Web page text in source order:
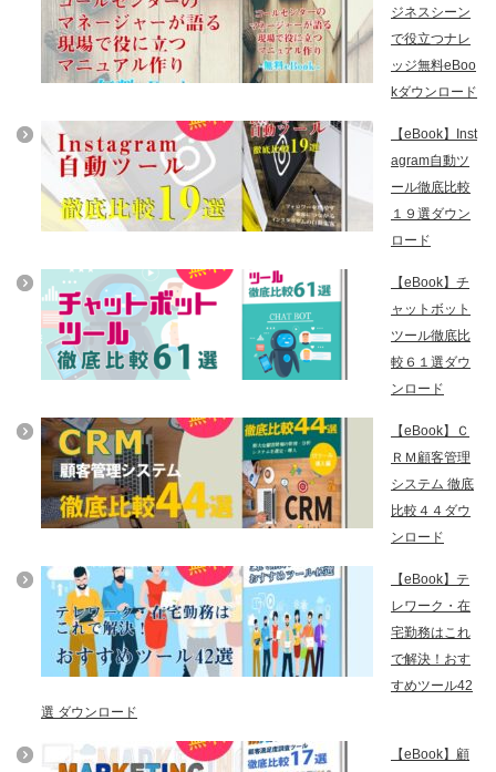
ジネスシーン
で役立つナレ
ッジ無料eBoo
kダウンロード
【eBook】Inst
agram自動ツ
ール徹底比較
１９選ダウン
ロード
【eBook】チ
ャットボット
ツール徹底比
較６１選ダウ
ンロード
【eBook】Ｃ
ＲＭ顧客管理
システム 徹底
比較４４ダウ
ンロード
【eBook】テ
レワーク・在
宅勤務はこれ
で解決！おす
すめツール42
選 ダウンロード
【eBook】顧